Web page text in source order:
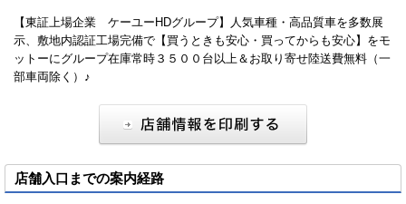
【東証上場企業 ケーユーHDグループ】人気車種・高品質車を多数展
示、敷地内認証工場完備で【買うときも安心・買ってからも安心】をモ
ットーにグループ在庫常時３５００台以上＆お取り寄せ陸送費無料（一
部車両除く）♪
店舗入口までの案内経路